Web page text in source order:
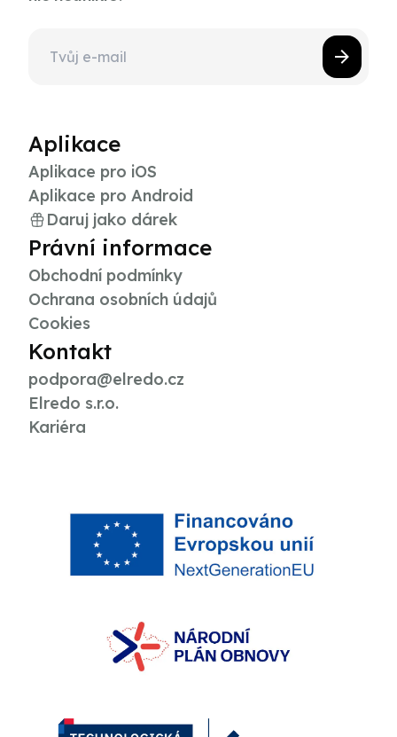
Aplikace
Aplikace pro iOS
Aplikace pro Android
Daruj jako dárek
Právní informace
Obchodní podmínky
Ochrana osobních údajů
Cookies
Kontakt
podpora@elredo.cz
Elredo s.r.o.
Kariéra